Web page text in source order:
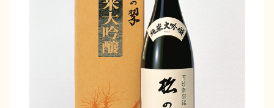
地酒カタログ